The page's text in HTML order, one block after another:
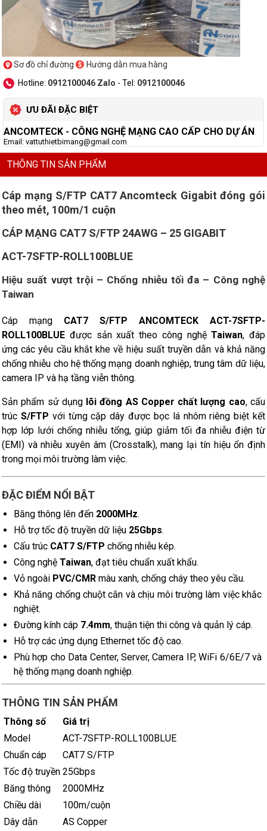
Sơ đồ chỉ đường
Hướng dẫn mua hàng
Hotline: 0912100046 Zalo - Tel: 0912100046
ƯU ĐÃI ĐẶC BIỆT
ANCOMTECK - CÔNG NGHỆ MẠNG CAO CẤP CHO DỰ ÁN
Email: vattuthietbimang@gmail.com
THÔNG TIN SẢN PHẨM
Cáp mạng S/FTP CAT7Ancomteck Gigabit đóng gói
theo mét, 100m/1 cuộn
CÁP MẠNG CAT7 S/FTP 24AWG – 25 GIGABIT
ACT-7SFTP-ROLL100BLUE
Hiệu suất vượt trội – Chống nhiễu tối đa – Công nghệ
Taiwan
Cáp mạng CAT7 S/FTP ANCOMTECK ACT-7SFTP-
ROLL100BLUE được sản xuất theo công nghệTaiwan, đáp
ứng các yêu cầu khắt khe về hiệu suất truyền dẫn và khả năng
chống nhiễu cho hệ thống mạng doanh nghiệp, trung tâm dữ liệu,
camera IP và hạ tầng viễn thông.
Sản phẩm sử dụng lõi đồng AS Copper chất lượng cao, cấu
trúc S/FTP với từng cặp dây được bọc lá nhôm riêng biệt kết
hợp lớp lưới chống nhiễu tổng, giúp giảm tối đa nhiễu điện từ
(EMI) và nhiễu xuyên âm (Crosstalk), mang lại tín hiệu ổn định
trong mọi môi trường làm việc.
ĐẶC ĐIỂM NỔI BẬT
Băng thông lên đến 2000MHz.
Hỗ trợ tốc độ truyền dữ liệu 25Gbps.
Cấu trúc CAT7 S/FTP chống nhiễu kép.
Công nghệ Taiwan, đạt tiêu chuẩn xuất khẩu.
Vỏ ngoài PVC/CMR màu xanh, chống cháy theo yêu cầu.
Khả năng chống chuột cắn và chịu môi trường làm việc khắc
nghiệt.
Đường kính cáp 7.4mm, thuận tiện thi công và quản lý cáp.
Hỗ trợ các ứng dụng Ethernet tốc độ cao.
Phù hợp cho Data Center, Server, Camera IP, WiFi 6/6E/7 và
hệ thống mạng doanh nghiệp.
THÔNG TIN SẢN PHẨM
Thông số
Giá trị
Model
ACT-7SFTP-ROLL100BLUE
Chuẩn cáp
CAT7 S/FTP
Tốc độ truyền 25Gbps
Băng thông
2000MHz
Chiều dài
100m/cuộn
Dây dẫn
AS Copper